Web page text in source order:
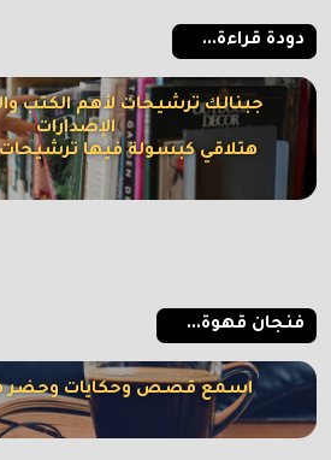
دودة قراءة...
جبنالك ترشيحات لأهم الكتب
الإصدارات
هتلاقي كبسولة فيها ترشيحات
فنجان قهوة...
اسمع قصص وحكايات وحضر